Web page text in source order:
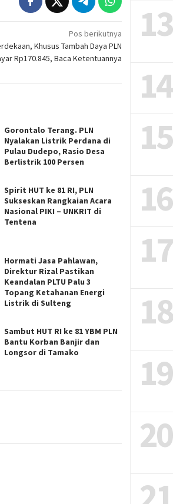
Pos berikutnya
Khusus Tambah Daya PLN
Rp170.845, Baca Ketentuannya
Gorontalo Terang. PLN
Nyalakan Listrik Perdana di
Pulau Dudepo, Rasio Desa
Berlistrik 100 Persen
Spirit HUT ke 81 RI, PLN
Sukseskan Rangkaian Acara
Nasional PIKI – UNKRIT di
Tentena
Hormati Jasa Pahlawan,
Direktur Rizal Pastikan
Keandalan PLTU Palu 3
Topang Ketahanan Energi
Listrik di Sulteng
Sambut HUT RI ke 81 YBM PLN
Bantu Korban Banjir dan
Longsor di Tamako
13
14
15
16
17
18
19
20